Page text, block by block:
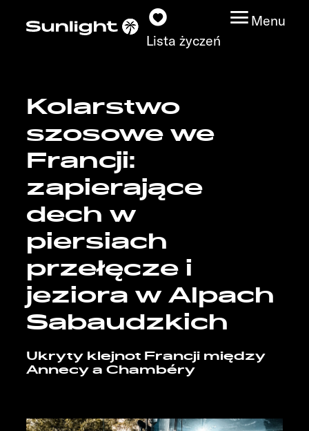
Lista życzeń
Menu
Modele
Wyszukiwarka
pojazdów
Wyszukiwanie
dystrybutorów
Badać
Praca
Kolarstwo
szosowe we
Francji:
zapierające
dech w
piersiach
przełęcze i
jeziora w Alpach
Sabaudzkich
Ukryty klejnot Francji między
Annecy a Chambéry